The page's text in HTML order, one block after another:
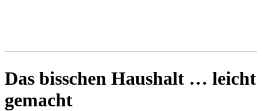
Das bisschen Haushalt … leicht
gemacht